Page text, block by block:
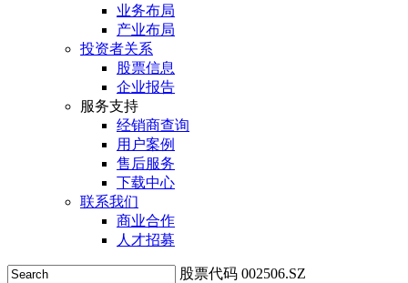
业务布局
产业布局
投资者关系
股票信息
企业报告
服务支持
经销商查询
用户案例
售后服务
下载中心
联系我们
商业合作
人才招募
股票代码 002506.SZ